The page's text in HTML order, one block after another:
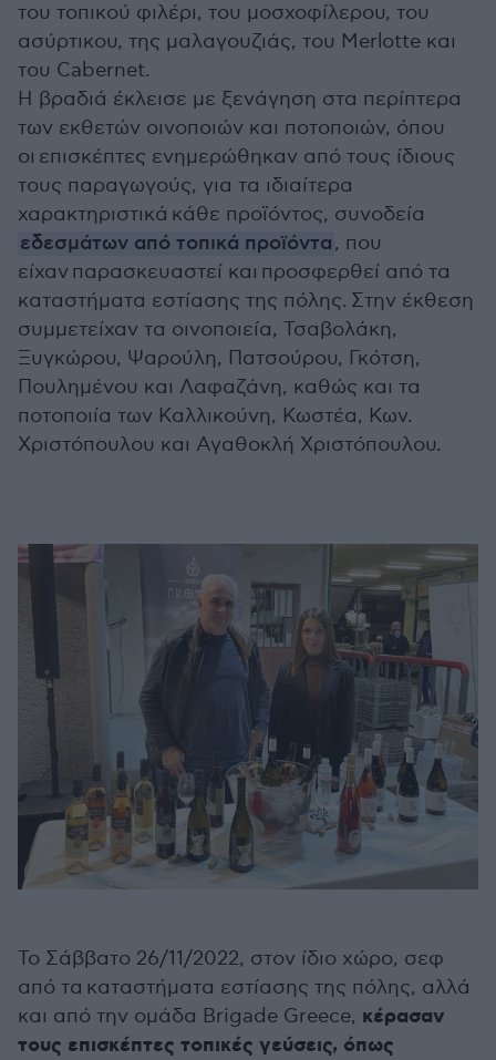
του τοπικού φιλέρι, του μοσχοφίλερου, του
ασύρτικου, της μαλαγουζιάς, του Merlotte και
του Cabernet.
Η βραδιά έκλεισε με ξενάγηση στα περίπτερα
των εκθετών οινοποιών και ποτοποιών, όπου
οι επισκέπτες ενημερώθηκαν από τους ίδιους
τους παραγωγούς, για τα ιδιαίτερα
χαρακτηριστικά κάθε προϊόντος, συνοδεία
εδεσμάτων από τοπικά προϊόντα, που
είχαν παρασκευαστεί και προσφερθεί από τα
καταστήματα εστίασης της πόλης. Στην έκθεση
συμμετείχαν τα οινοποιεία, Τσαβολάκη,
Ξυγκώρου, Ψαρούλη, Πατσούρου, Γκότση,
Πουλημένου και Λαφαζάνη, καθώς και τα
ποτοποιία των Καλλικούνη, Κωστέα, Κων.
Χριστόπουλου και Αγαθοκλή Χριστόπουλου.
Το Σάββατο 26/11/2022, στον ίδιο χώρο, σεφ
από τα καταστήματα εστίασης της πόλης, αλλά
και από την ομάδα Brigade Greece, κέρασαν
τους επισκέπτες τοπικές γεύσεις, όπως